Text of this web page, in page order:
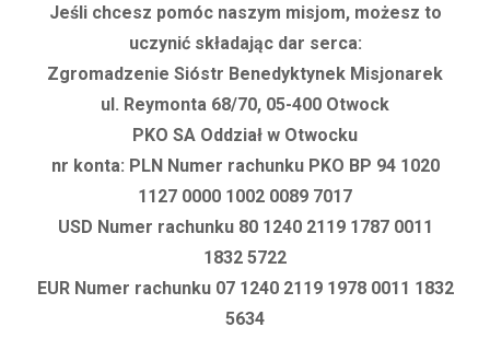
Jeśli chcesz pomóc naszym misjom, możesz to
uczynić składając dar serca:
Zgromadzenie Sióstr Benedyktynek Misjonarek
ul. Reymonta 68/70, 05-400 Otwock
PKO SA Oddział w Otwocku
nr konta: PLN Numer rachunku PKO BP 94 1020
1127 0000 1002 0089 7017
USD Numer rachunku 80 1240 2119 1787 0011
1832 5722
EUR Numer rachunku 07 1240 2119 1978 0011 1832
5634